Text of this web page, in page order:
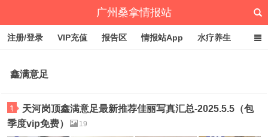
广州桑拿情报站
注册/登录 VIP充值 报告区 情报站App 水疗养生
鑫满意足
fj
天河岗顶鑫满意足最新推荐佳丽写真汇总-2025.5.5（包
季度vip免费）
19